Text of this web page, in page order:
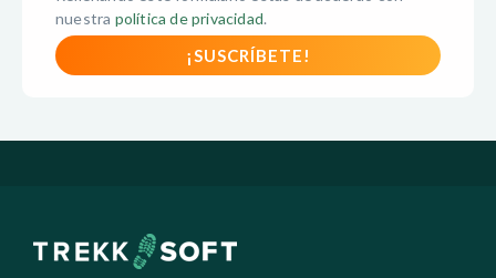
nuestra política de privacidad.